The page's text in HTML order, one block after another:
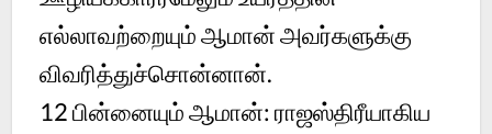
எல்லாவற்றையும் ஆமான் அவர்களுக்கு
விவரித்துச்சொன்னான்.
12 பின்னையும் ஆமான்: ராஜஸ்திரீயாகிய